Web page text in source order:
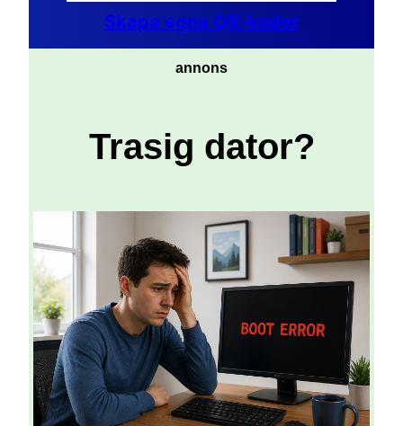
Skapa egna QR-koder
annons
Trasig dator?